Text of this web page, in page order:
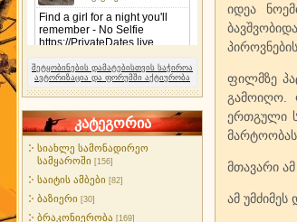
შეტყობინების დამატებისთვის საჭიროა
ავტორიზაცია და ფორუმში აქტიურობა
კატეგორია
სიახლე სამონადირეო
სამყაროში [156]
საიტის ამბები [82]
ბაზიერი [30]
ბრაკონიერობა [169]
იდეა
ფილმზე
გამოიღო.
ერთგული
მთავარი
ამ